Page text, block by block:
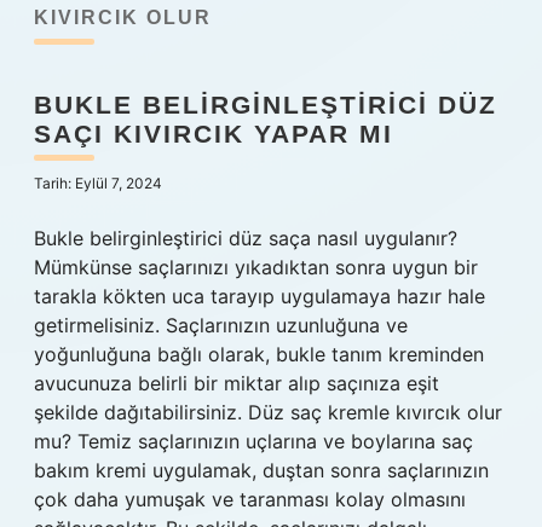
Yasal Uyarı
KIVIRCIK OLUR
BUKLE BELIRGINLEŞTIRICI DÜZ
SAÇI KIVIRCIK YAPAR MI
Tarih: Eylül 7, 2024
Bukle belirginleştirici düz saça nasıl uygulanır?
Mümkünse saçlarınızı yıkadıktan sonra uygun bir
tarakla kökten uca tarayıp uygulamaya hazır hale
getirmelisiniz. Saçlarınızın uzunluğuna ve
yoğunluğuna bağlı olarak, bukle tanım kreminden
avucunuza belirli bir miktar alıp saçınıza eşit
şekilde dağıtabilirsiniz. Düz saç kremle kıvırcık olur
mu? Temiz saçlarınızın uçlarına ve boylarına saç
bakım kremi uygulamak, duştan sonra saçlarınızın
çok daha yumuşak ve taranması kolay olmasını